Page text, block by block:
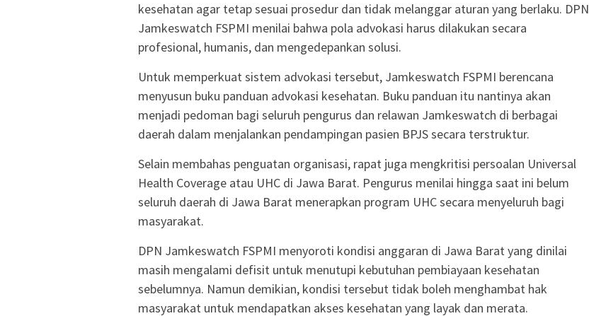
kesehatan agar tetap sesuai prosedur dan tidak melanggar aturan yang berlaku. DPN
Jamkeswatch FSPMI menilai bahwa pola advokasi harus dilakukan secara
profesional, humanis, dan mengedepankan solusi.
Untuk memperkuat sistem advokasi tersebut, Jamkeswatch FSPMI berencana
menyusun buku panduan advokasi kesehatan. Buku panduan itu nantinya akan
menjadi pedoman bagi seluruh pengurus dan relawan Jamkeswatch di berbagai
daerah dalam menjalankan pendampingan pasien BPJS secara terstruktur.
Selain membahas penguatan organisasi, rapat juga mengkritisi persoalan Universal
Health Coverage atau UHC di Jawa Barat. Pengurus menilai hingga saat ini belum
seluruh daerah di Jawa Barat menerapkan program UHC secara menyeluruh bagi
masyarakat.
DPN Jamkeswatch FSPMI menyoroti kondisi anggaran di Jawa Barat yang dinilai
masih mengalami defisit untuk menutupi kebutuhan pembiayaan kesehatan
sebelumnya. Namun demikian, kondisi tersebut tidak boleh menghambat hak
masyarakat untuk mendapatkan akses kesehatan yang layak dan merata.